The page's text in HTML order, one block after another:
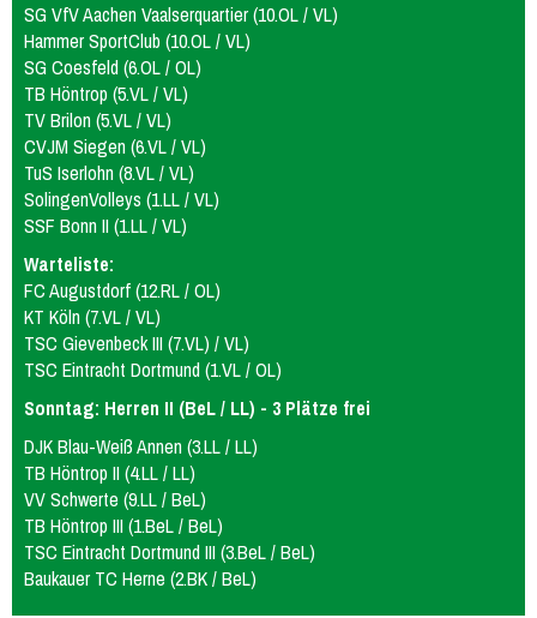
SG VfV Aachen Vaalserquartier (10.OL / VL)
Hammer SportClub (10.OL / VL)
SG Coesfeld (6.OL / OL)
TB Höntrop (5.VL / VL)
TV Brilon (5.VL / VL)
CVJM Siegen (6.VL / VL)
TuS Iserlohn (8.VL / VL)
SolingenVolleys (1.LL / VL)
SSF Bonn II (1.LL / VL)
Warteliste:
FC Augustdorf (12.RL / OL)
KT Köln (7.VL / VL)
TSC Gievenbeck III (7.VL) / VL)
TSC Eintracht Dortmund (1.VL / OL)
Sonntag: Herren II (BeL / LL) - 3 Plätze frei
DJK Blau-Weiß Annen (3.LL / LL)
TB Höntrop II (4.LL / LL)
VV Schwerte (9.LL / BeL)
TB Höntrop III (1.BeL / BeL)
TSC Eintracht Dortmund III (3.BeL / BeL)
Baukauer TC Herne (2.BK / BeL)